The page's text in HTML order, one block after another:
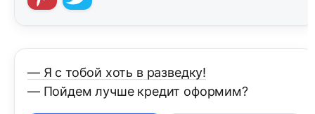
— Я с тобой хоть в разведку!
— Пойдем лучше кредит оформим?